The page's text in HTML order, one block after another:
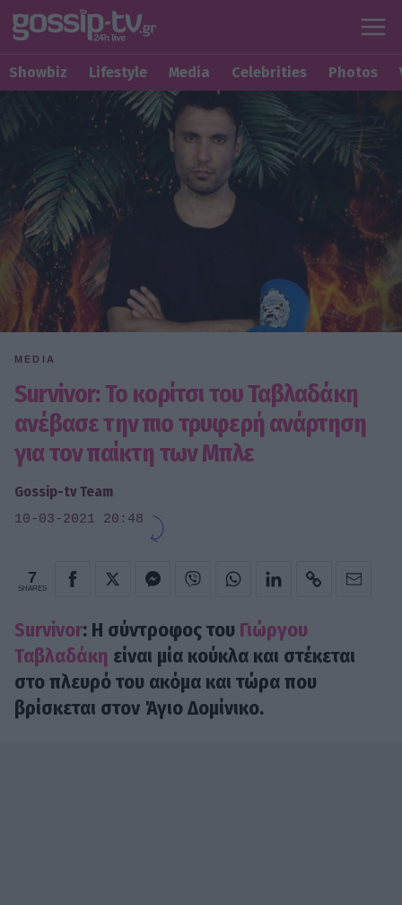
Showbiz Lifestyle Media Celebrities Photos
MEDIA
Survivor: Το κορίτσι του Ταβλαδάκη
ανέβασε την πιο τρυφερή ανάρτηση
για τον παίκτη των Μπλε
Gossip-tv Team
10-03-2021 20:48
7
SHARES
Survivor: Η σύντροφος του Γιώργου
Ταβλαδάκη είναι μία κούκλα και στέκεται
στο πλευρό του ακόμα και τώρα που
βρίσκεται στον Άγιο Δομίνικο.